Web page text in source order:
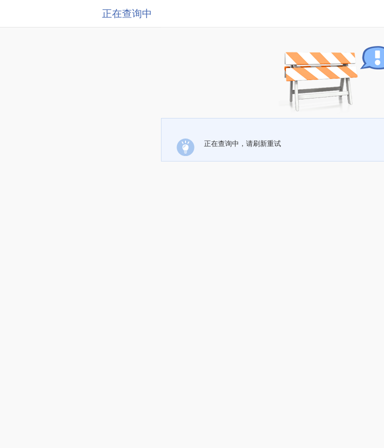
正在查询中
正在查询中，请刷新重试